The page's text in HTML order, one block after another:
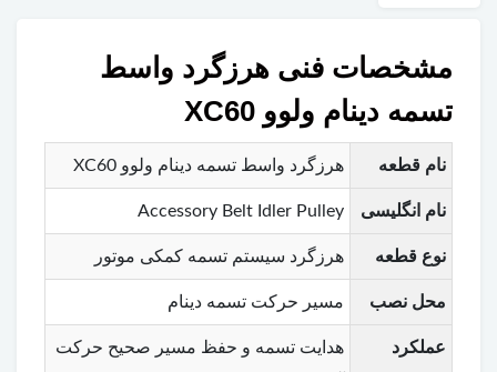
مشخصات فنی هرزگرد واسط
تسمه دینام ولوو XC60
نام قطعه هرزگرد واسط تسمه دینام ولوو XC60
نام انگلیسی Accessory Belt Idler Pulley
نوع قطعه هرزگرد سیستم تسمه کمکی موتور
محل نصب مسیر حرکت تسمه دینام
عملکرد
هدایت تسمه و حفظ مسیر صحیح حرکت